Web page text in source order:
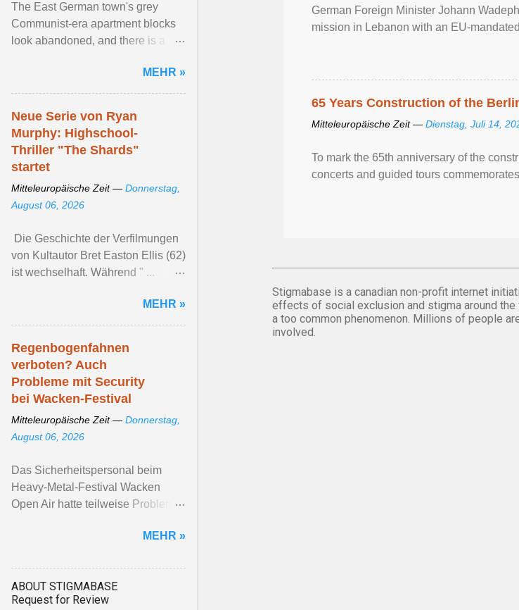
German Foreign Minister Johann
mission ​in Lebanon with an EU-
65 Years Construction of the
Mitteleuropäische Zeit — Dienstag, Juli 14,
To mark the 65th anniversary of the
concerts and guided tours
Stigmabase is a canadian non-profit internet
effects of social exclusion and stigma around
a too common phenomenon. Millions of people
involved.
The East German town's grey
Communist-era apartment blocks
look abandoned, and there is a
square. “We call Dessau the ...
Artikel ansehen ...
MEHR »
Neue Serie von Ryan
Murphy: Highschool-
Thriller "The Shards"
startet
Mitteleuropäische Zeit — Donnerstag,
August 06, 2026
Die Geschichte der Verfilmungen
von Kultautor Bret Easton Ellis (62)
ist wechselhaft. Während " ...
MEHR »
Regenbogenfahnen
verboten? Auch
Probleme mit Security
bei Wacken-Festival
Mitteleuropäische Zeit — Donnerstag,
August 06, 2026
Das Sicherheitspersonal beim
Heavy-Metal-Festival Wacken
Open Air hatte teilweise Probleme
Veranstalter*innen betonen, ...MEHR »
ABOUT STIGMABASE
Request for Review